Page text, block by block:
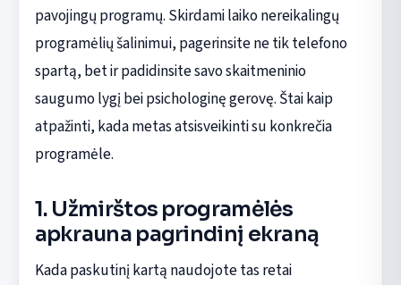
pavojingų programų. Skirdami laiko nereikalingų
programėlių šalinimui, pagerinsite ne tik telefono
spartą, bet ir padidinsite savo skaitmeninio
saugumo lygį bei psichologinę gerovę. Štai kaip
atpažinti, kada metas atsisveikinti su konkrečia
programėle.
1. Užmirštos programėlės
apkrauna pagrindinį ekraną
Kada paskutinį kartą naudojote tas retai